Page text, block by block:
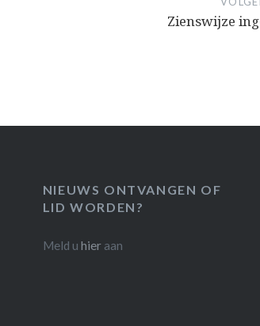
Zienswijze
NIEUWS ONTVANGEN OF
LID WORDEN?
Meld u hieraan